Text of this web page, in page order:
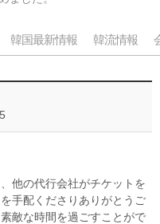
韓国最新情報 韓流情報
他の代行会社がチケットを
手配くださりありがとうご
敵な時間を過ごすことがで